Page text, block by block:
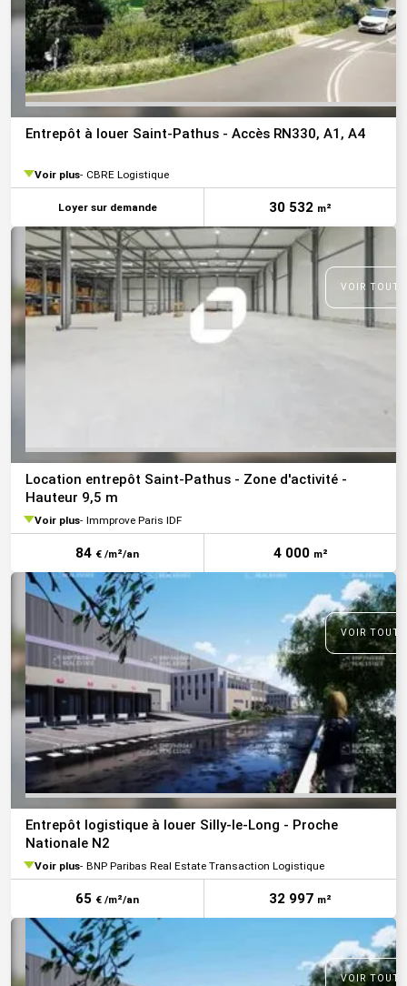
Entrepôt à louer Saint-Pathus - Accès RN330, A1, A4
Voir plus CBRE Logistique
Loyer sur demande 30 532 m²
VOIR
Location entrepôt Saint-Pathus - Zone d'activité -
Hauteur 9,5 m
Voir plus Immprove Paris IDF
84 € /m²/an 4 000 m²
VOIR
Entrepôt logistique à louer Silly-le-Long - Proche
Nationale N2
Voir plus BNP Paribas Real Estate Transaction Logistique
65 € /m²/an 32 997 m²
VOIR